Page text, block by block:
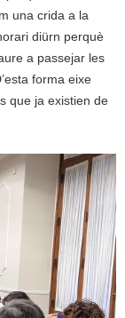
una crida a la
diürn perquè
a passejar les
forma eixe
que ja existien de